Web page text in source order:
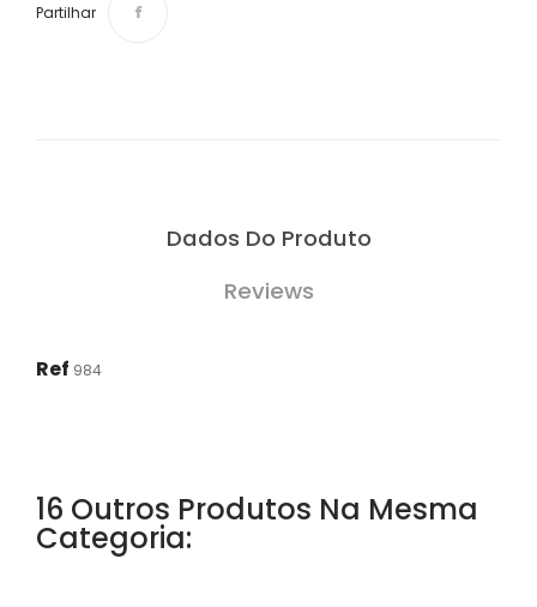
Partilhar
Dados Do Produto
Reviews
Ref 984
16 Outros Produtos Na Mesma
Categoria: